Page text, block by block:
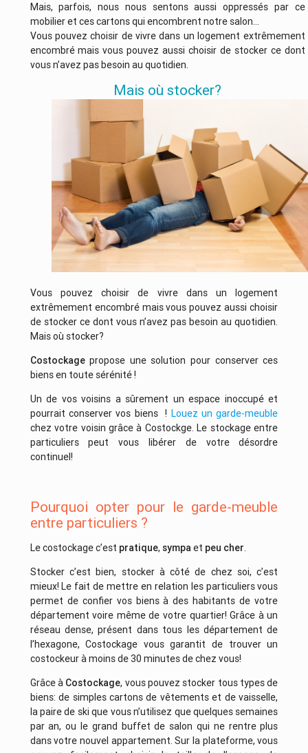
Mais, parfois, nous nous sentons aussi oppressés par ce
mobilier et ces cartons qui encombrent notre salon…
Vous pouvez choisir de vivre dans un logement extrêmement
encombré mais vous pouvez aussi choisir de stocker ce dont
vous n’avez pas besoin au quotidien.
Mais où stocker?
Vous pouvez choisir de vivre dans un logement
extrêmement encombré mais vous pouvez aussi choisir
de stocker ce dont vous n’avez pas besoin au quotidien.
Mais où stocker?
Costockagepropose une solution pour conserver ces
biens en toute sérénité !
Un de vos voisins a sûrement un espace inoccupé et
pourrait conserver vos biens ! Louez un garde-meuble
chez votre voisin grâce à Costockge. Le stockage entre
particuliers peut vous libérer de votre désordre
continuel!
Pourquoi opter pour le garde-meuble
entre particuliers ?
Le costockage c’est pratique, sympaet peu cher.
Stocker c’est bien, stocker à côté de chez soi, c’est
mieux! Le fait de mettre en relation les particuliers vous
permet de confier vos biens à des habitants de votre
département voire même de votre quartier! Grâce à un
réseau dense, présent dans tous les département de
l’hexagone, Costockage vous garantit de trouver un
costockeur à moins de 30 minutes de chez vous!
Grâce à Costockage, vous pouvez stocker tous types de
biens: de simples cartons de vêtements et de vaisselle,
la paire de ski que vous n’utilisez que quelques semaines
par an, ou le grand buffet de salon qui ne rentre plus
dans votre nouvel appartement. Sur la plateforme, vous